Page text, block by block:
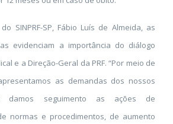
SINPRF-SP, Fábio Luís de Almeida, as
evidenciam a importância do diálogo
e a Direção-Geral da PRF. “Por meio de
as demandas dos nossos
damos seguimento as ações de
normas e procedimentos, de aumento